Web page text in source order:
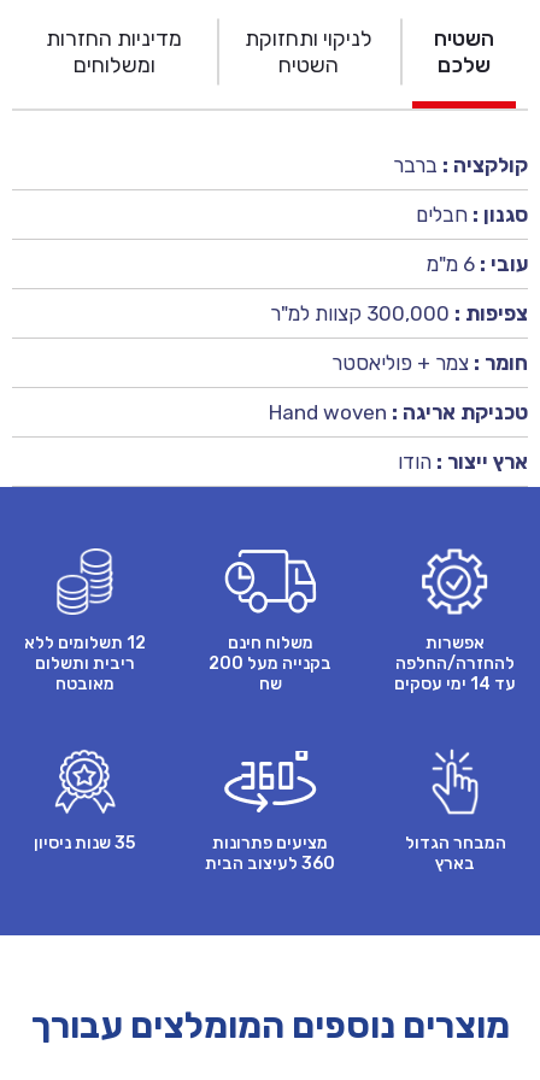
השטיח
שלכם
לניקוי ותחזוקת
השטיח
מדיניות החזרות
ומשלוחים
קולקציה : ברבר
סגנון : חבלים
עובי : 6 מ"מ
צפיפות : 300,000 קצוות למ"ר
חומר : צמר + פוליאסטר
טכניקת אריגה : Hand woven
ארץ ייצור : הודו
אפשרות
להחזרה/החלפה
עד 14 ימי עסקים
משלוח חינם
בקנייה מעל 200
שח
12 תשלומים ללא
ריבית ותשלום
מאובטח
המבחר הגדול
בארץ
מציעים פתרונות
360 לעיצוב הבית
35 שנות ניסיון
מוצרים נוספים המומלצים עבורך